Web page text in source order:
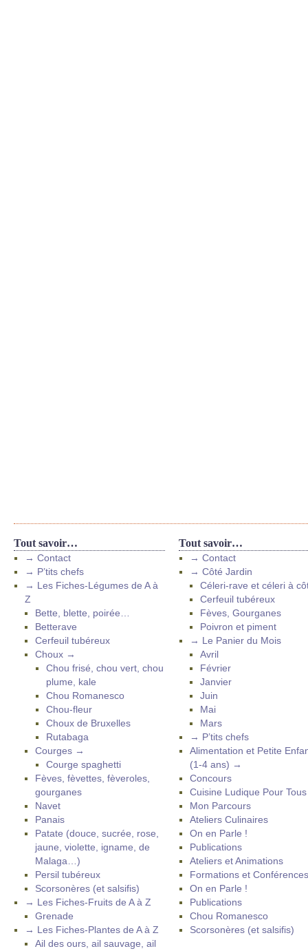
Tout savoir…
→ Contact
→ P’tits chefs
→ Les Fiches-Légumes de A à
Z
Bette, blette, poirée…
Betterave
Cerfeuil tubéreux
Choux →
Chou frisé, chou vert, chou
plume, kale
Chou Romanesco
Chou-fleur
Choux de Bruxelles
Rutabaga
Courges →
Courge spaghetti
Fèves, fèvettes, fèveroles,
gourganes
Navet
Panais
Patate (douce, sucrée, rose,
jaune, violette, igname, de
Malaga…)
Persil tubéreux
Scorsonères (et salsifis)
→ Les Fiches-Fruits de A à Z
Grenade
→ Les Fiches-Plantes de A à Z
Ail des ours, ail sauvage, ail
Tout savoir…
→ Contact
→ Côté Jardin
Céleri-rave et céleri à
Cerfeuil tubéreux
Fèves, Gourganes
Poivron et piment
→ Le Panier du Mois
Avril
Février
Janvier
Juin
Mai
Mars
→ P’tits chefs
Alimentation et Petite
(1-4 ans) →
Concours
Cuisine Ludique Pour
Mon Parcours
Ateliers Culinaires
On en Parle !
Publications
Ateliers et Animations
Formations et Conférences
On en Parle !
Publications
Chou Romanesco
Scorsonères (et salsifis)